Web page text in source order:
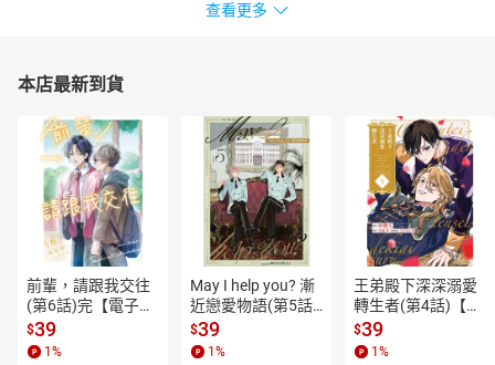
一部提早讓孩子為人生做準備的書，培養孩子成為改變世界的
鬥經驗中，孩子們才能感受到生命的無窮潛能，激發出「有為者亦
若是」的志向。這套書雖然是寫給孩子，其實對父母親來說也是了
解孩子的好機會，從孩子喜歡的人物，即可看出他的所好與性格，
並幫助他走出一條屬於自己的道路。
**3.** 跨域＋議題學習的「延伸學習單」設計，親師可在閱讀學習中
運用
本書特別邀請陳欣希教授教學研究團隊，根據每位歷史人物特
色，運用閱讀策略設計延伸學習單，開啟十二年國教課程綱以及
（SDGs）核心目標中有關家庭、人權、職涯規劃、多元文化、移工
等議題的探討，有助孩童多視角的閲讀和跨領域的學習。
**4.**精緻生動的有聲故事，從聆聽中奠定歷史學習的根基
查看更多
本店最新到貨
前輩，請跟我交往
(第6話)完【電子
書】
$39
1 %
May I help you? 漸
近戀愛物語(第5話)
【電子書】
$39
1 %
王弟殿下深深溺愛
轉生者(第4話)【電
子書】
$39
1 %